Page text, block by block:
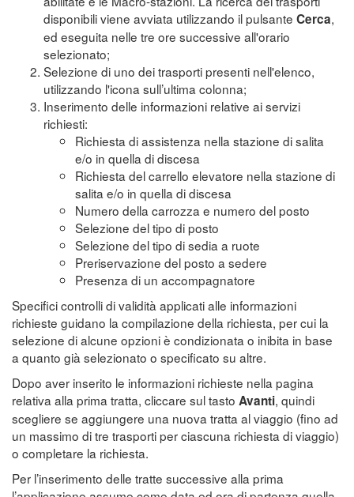
disponibili viene avviata utilizzando il pulsante Cerca,
ed eseguita nelle tre ore successive all'orario
selezionato;
Selezione di uno dei trasporti presenti nell'elenco,
utilizzando l'icona sull’ultima colonna;
Inserimento delle informazioni relative ai servizi
richiesti:
Richiesta di assistenza nella stazione di salita
e/o in quella di discesa
Richiesta del carrello elevatore nella stazione di
salita e/o in quella di discesa
Numero della carrozza e numero del posto
Selezione del tipo di posto
Selezione del tipo di sedia a ruote
Preriservazione del posto a sedere
Presenza di un accompagnatore
Specifici controlli di validità applicati alle informazioni
richieste guidano la compilazione della richiesta, per cui la
selezione di alcune opzioni è condizionata o inibita in base
a quanto già selezionato o specificato su altre.
Dopo aver inserito le informazioni richieste nella pagina
relativa alla prima tratta, cliccare sul tasto Avanti, quindi
scegliere se aggiungere una nuova tratta al viaggio (fino ad
un massimo di tre trasporti per ciascuna richiesta di viaggio)
o completare la richiesta.
Per l’inserimento delle tratte successive alla prima